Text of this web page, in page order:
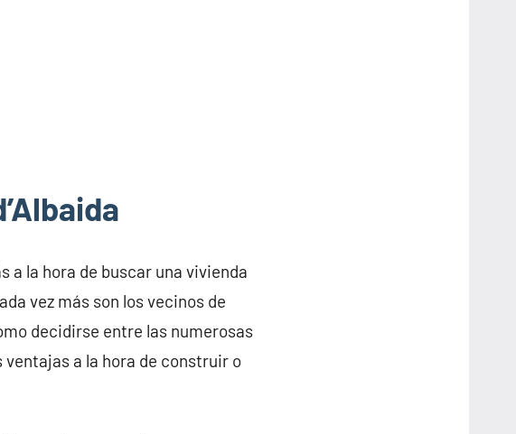
a la hora de buscar una vivienda
vez más son los vecinos de
decidirse entre las numerosas
a la hora de construir o